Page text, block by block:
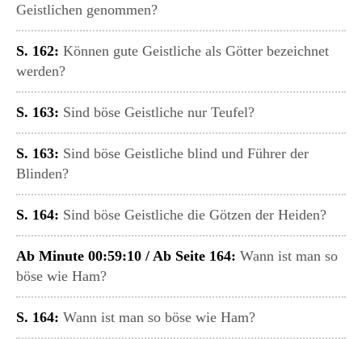
Geistlichen genommen?
S. 162: Können gute Geistliche als Götter bezeichnet
werden?
S. 163: Sind böse Geistliche nur Teufel?
S. 163: Sind böse Geistliche blind und Führer der
Blinden?
S. 164: Sind böse Geistliche die Götzen der Heiden?
Ab Minute 00:59:10 / Ab Seite 164: Wann ist man so
böse wie Ham?
S. 164: Wann ist man so böse wie Ham?